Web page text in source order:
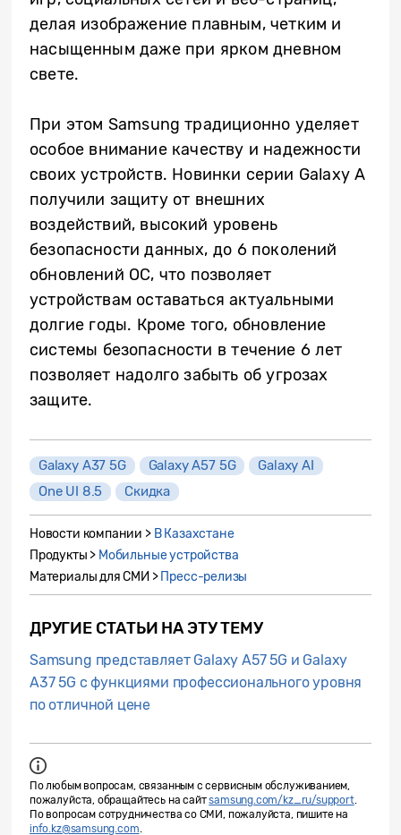
делая изображение плавным, четким и
насыщенным даже при ярком дневном
свете.
При этом Samsung традиционно уделяет
особое внимание качеству и надежности
своих устройств. Новинки серии Galaxy A
получили защиту от внешних
воздействий, высокий уровень
безопасности данных, до 6 поколений
обновлений ОС, что позволяет
устройствам оставаться актуальными
долгие годы. Кроме того, обновление
системы безопасности в течение 6 лет
позволяет надолго забыть об угрозах
защите.
Galaxy A37 5G Galaxy A57 5G
Galaxy AI
One UI 8.5
Скидка
Новости компании > В Казахстане
Продукты > Мобильные устройства
Материалы для СМИ > Пресс-релизы
ДРУГИЕ СТАТЬИ НА ЭТУ ТЕМУ
Samsung представляет Galaxy A57 5G и Galaxy
A37 5G с функциями профессионального уровня
по отличной цене
По любым вопросам, связанным с сервисным обслуживанием,
пожалуйста, обращайтесь на сайтsamsung.com/kz_ru/support.
По вопросам сотрудничества со СМИ, пожалуйста, пишите на
info.kz@samsung.com.